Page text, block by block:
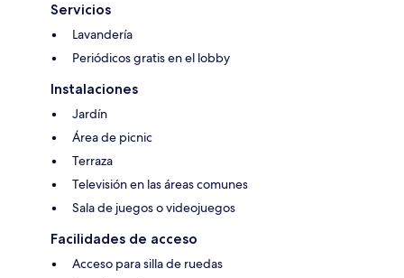
Servicios
Lavandería
Periódicos gratis en el lobby
Instalaciones
Jardín
Área de picnic
Terraza
Televisión en las áreas comunes
Sala de juegos o videojuegos
Facilidades de acceso
Acceso para silla de ruedas